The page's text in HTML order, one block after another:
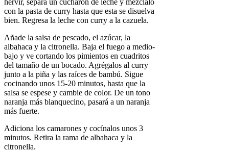
hervir, separa un cucharón de leche y mézclalo
con la pasta de curry hasta que esta se disuelva
bien. Regresa la leche con curry a la cazuela.
Añade la salsa de pescado, el azúcar, la
albahaca y la citronella. Baja el fuego a medio-
bajo y ve cortando los pimientos en cuadritos
del tamaño de un bocado. Agrégalos al curry
junto a la piña y las raíces de bambú. Sigue
cocinando unos 15-20 minutos, hasta que la
salsa se espese y cambie de color. De un tono
naranja más blanquecino, pasará a un naranja
más fuerte.
Adiciona los camarones y cocínalos unos 3
minutos. Retira la rama de albahaca y la
citronella.